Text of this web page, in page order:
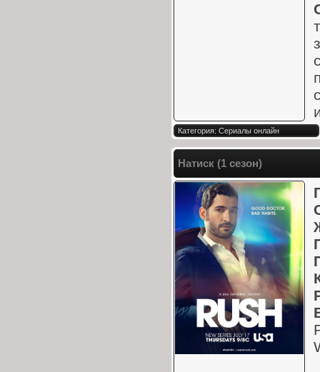
Категория: Сериалы онлайн
Натиск (1 сезон)